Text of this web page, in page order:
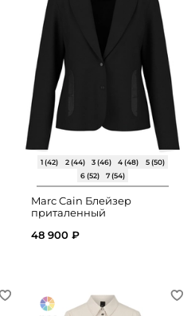
1 (42) 2 (44) 3 (46) 4 (48)
5 (50)
6 (52)
7 (54)
Marc Cain Блейзер
приталенный
48 900 ₽